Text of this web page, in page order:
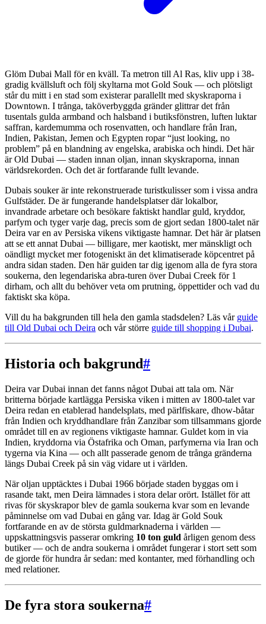
Glöm Dubai Mall för en kväll. Ta metron till Al Ras, kliv upp i 38-
gradig kvällsluft och följ skyltarna mot Gold Souk — och plötsligt
står du mitt i en stad som existerar parallellt med skyskraporna i
Downtown. I trånga, tak­överbyggda gränder glittrar det från
tusentals gulda armband och halsband i butiks­fönstren, luften luktar
saffran, kardemumma och rosenvatten, och handlare från Iran,
Indien, Pakistan, Jemen och Egypten ropar “just looking, no
problem” på en blandning av engelska, arabiska och hindi. Det här
är Old Dubai — staden innan oljan, innan skyskraporna, innan
världsrekorden. Och det är fortfarande fullt levande.
Dubais souker är inte rekonstruerade turistkulisser som i vissa andra
Gulfstäder. De är fungerande handelsplatser där lokalbor,
invandrade arbetare och besökare faktiskt handlar guld, kryddor,
parfym och tyger varje dag, precis som de gjort sedan 1800-talet när
Deira var en av Persiska vikens viktigaste hamnar. Det här är platsen
att se ett annat Dubai — billigare, mer kaotiskt, mer mänskligt och
oändligt mycket mer fotogeniskt än det klimat­iserade köp­centret på
andra sidan staden. Den här guiden tar dig igenom alla de fyra stora
soukerna, den legendariska abra-turen över Dubai Creek för 1
dirham, och allt du behöver veta om prut­ning, öppettider och vad du
faktiskt ska köpa.
Vill du ha bakgrunden till hela den gamla stadsdelen? Läs vår guide
till Old Dubai och Deira och vår större guide till shopping i Dubai.
Historia och bakgrund#
Deira var Dubai innan det fanns något Dubai att tala om. När
britterna började kartlägga Persiska viken i mitten av 1800-talet var
Deira redan en etablerad handels­plats, med pärlfiskare, dhow-båtar
från Indien och kryddhandlare från Zanzibar som tillsammans gjorde
området till en av regionens viktigaste hamnar. Guldet kom in via
Indien, kryddorna via Östafrika och Oman, parfymerna via Iran och
tygerna via Kina — och allt passerade genom de trånga gränderna
längs Dubai Creek på sin väg vidare ut i världen.
När oljan upptäcktes i Dubai 1966 började staden byggas om i
rasande takt, men Deira lämnades i stora delar orört. Istället för att
rivas för skyskrapor blev de gamla soukerna kvar som en levande
påminnelse om vad Dubai en gång var. Idag är Gold Souk
fortfarande en av de största guld­marknaderna i världen —
uppskattningsvis passerar omkring 10 ton guld årligen genom dess
butiker — och de andra soukerna i området fungerar i stort sett som
de gjorde för hundra år sedan: med kontanter, med förhandling och
med relationer.
De fyra stora soukerna#